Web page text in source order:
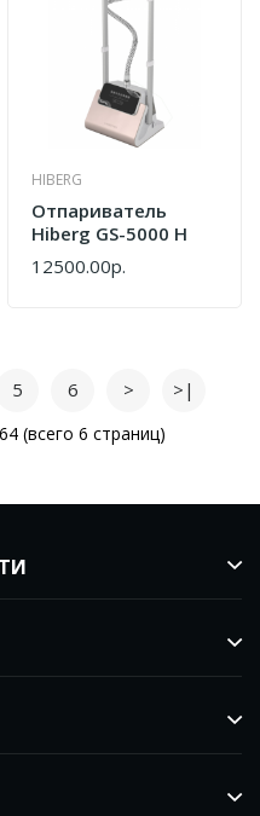
HIBERG
Отпариватель
Hiberg GS-5000 H
12500.00р.
5 6 > >|
(всего 6 страниц)